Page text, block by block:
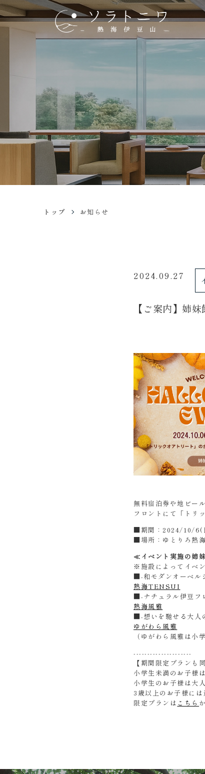
トップ お知らせ
2024.09.27
【ご案内】姉
無料宿泊券や地ビー
フロントにて「トリ
■期間：2024/10/6(
■場所：ゆとりろ熱
≪イベント実施の姉
※施設によってイベ
■-和モダンオーベル
熱海TENSUI
■-ナチュラル伊豆フ
熱海風雅
■-想いを馳せる大人
ゆがわら風雅
（ゆがわら風雅は小
---------------------
【期間限定プランも
小学生未満のお子様
小学生のお子様は大
3歳以上のお子様に
限定プランは こちら